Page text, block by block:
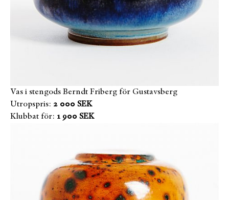
Vas i stengods Berndt Friberg för Gustavsberg
Utropspris: 2 000 SEK
Klubbat för: 1 900 SEK